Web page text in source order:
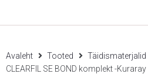
Avaleht Tooted Täidismaterjalid
CLEARFIL SE BOND komplekt -Kuraray